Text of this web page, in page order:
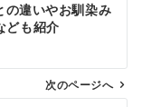
の違いやお馴染み
も紹介
次のページへ